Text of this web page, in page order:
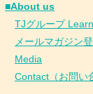
■About us
TJグループ
メールマガジン
Media
Contact（お問い